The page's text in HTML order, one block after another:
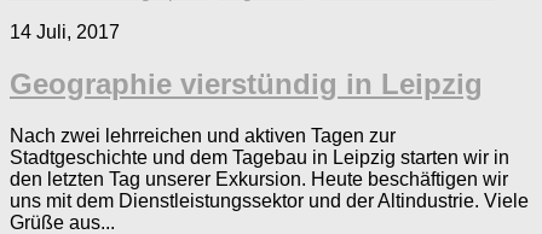
14 Juli, 2017
Geographie vierstündig in Leipzig
Nach zwei lehrreichen und aktiven Tagen zur
Stadtgeschichte und dem Tagebau in Leipzig starten wir in
den letzten Tag unserer Exkursion. Heute beschäftigen wir
uns mit dem Dienstleistungssektor und der Altindustrie. Viele
Grüße aus...